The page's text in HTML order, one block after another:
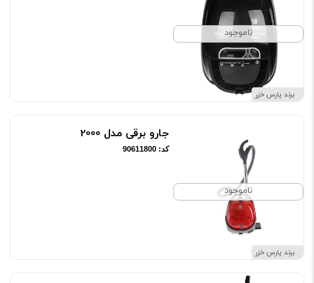
ناموجود
برند پارس خزر
ناموجود
برند پارس خزر
جارو برقی مدل 2000
کد: 90611800